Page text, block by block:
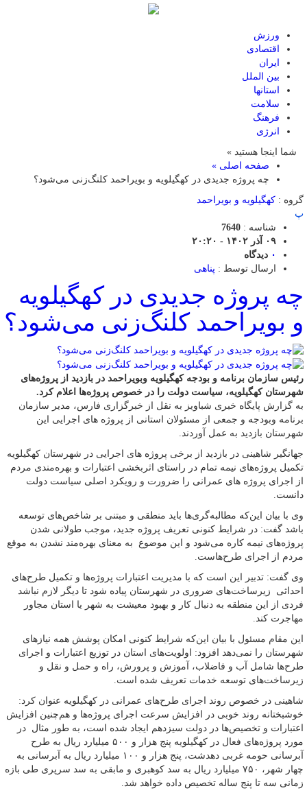
ورزش
اقتصادی
ایران
بین الملل
استانها
سلامت
فرهنگ
انرژی
شما اینجا هستید »
صفحه اصلی »
چه پروژه جدیدی در کهگیلویه و بویراحمد کلنگ‌زنی می‌شود؟
گروه : کهگیلویه و بویراحمد
پ
شناسه : 7640
۰۹ آذر ۱۴۰۲ - ۲۰:۲۰
۰ دیدگاه
ارسال توسط : پناهی
چه پروژه جدیدی در کهگیلویه
و بویراحمد کلنگ‌زنی می‌شود؟
رئیس سازمان برنامه و بودجه کهگیلویه وبویراحمد در بازدید از پروژه‌های
شهرستان کهگیلویه، سیاست دولت را در خصوص پروژه‌ها اعلام کرد.
به گزارش پایگاه خبری شباویز به نقل از خبرگزاری فارس، مدیر سازمان
برنامه وبودجه و جمعی از مسئولان استانی از پروژه های اجرایی این
شهرستان بازدید به عمل آوردند.
جهانگیر شاهینی در بازدید از برخی پروژه های اجرایی در شهرستان کهگیلویه
تکمیل پروژه‌های نیمه تمام در راستای اثربخشی اعتبارات و بهره‌مندی مردم
از اجرای پروژه های عمرانی را ضرورت و رویکرد اصلی سیاست دولت
دانست.
وی با بیان این‌که مطالبه‌گری‌ها باید منطقی و مبتنی بر شاخص‌های توسعه
باشد گفت: در شرایط کنونی تعریف پروژه جدید، موجب طولانی شدن
پروژه‌های نیمه کاره می‌شود و این موضوع به معنای بهره‌مند نشدن به موقع
مردم از اجرای طرح‌هاست.
وی گفت: تدبیر این است که با مدیریت اعتبارات پروژه‌ها و تکمیل طرح‌های
احداثی زیرساخت‌های ضروری در شهرستان پیاده شود تا دیگر لازم نباشد
فردی از این منطقه به دنبال کار و بهبود معیشت به شهر یا استان مجاور
مهاجرت کند.
این مقام مسئول با بیان این‌که شرایط کنونی امکان پوشش همه نیازهای
شهرستان را نمی‌دهد افزود: اولویت‌های استان در توزیع اعتبارات و اجرای
طرح‌ها شامل آب و فاضلاب، آموزش و پرورش، راه و حمل و نقل و
زیرساخت‌های توسعه خدمات تعریف شده است.
شاهینی در خصوص روند اجرای طرح‌های عمرانی در کهگیلویه عنوان کرد:
خوشبختانه روند خوبی در افزایش سرعت اجرای پروژه‌ها و هم‌چنین افزایش
اعتبارات و تخصیص‌ها در دولت سیزدهم ایجاد شده است، به طور مثال در
مورد پروژه‌های فعال در کهگیلویه پنج هزار و ۵۰۰ میلیارد ریال به طرح
آبرسانی حومه غربی دهدشت، پنج هزار و ۱۰۰ میلیارد ریال به آبرسانی به
چهار شهر، ۷۵۰ میلیارد ریال به سد کوهبری و مابقی به سد سرپری طی بازه
زمانی سه تا پنج ساله تخصیص داده خواهد شد.